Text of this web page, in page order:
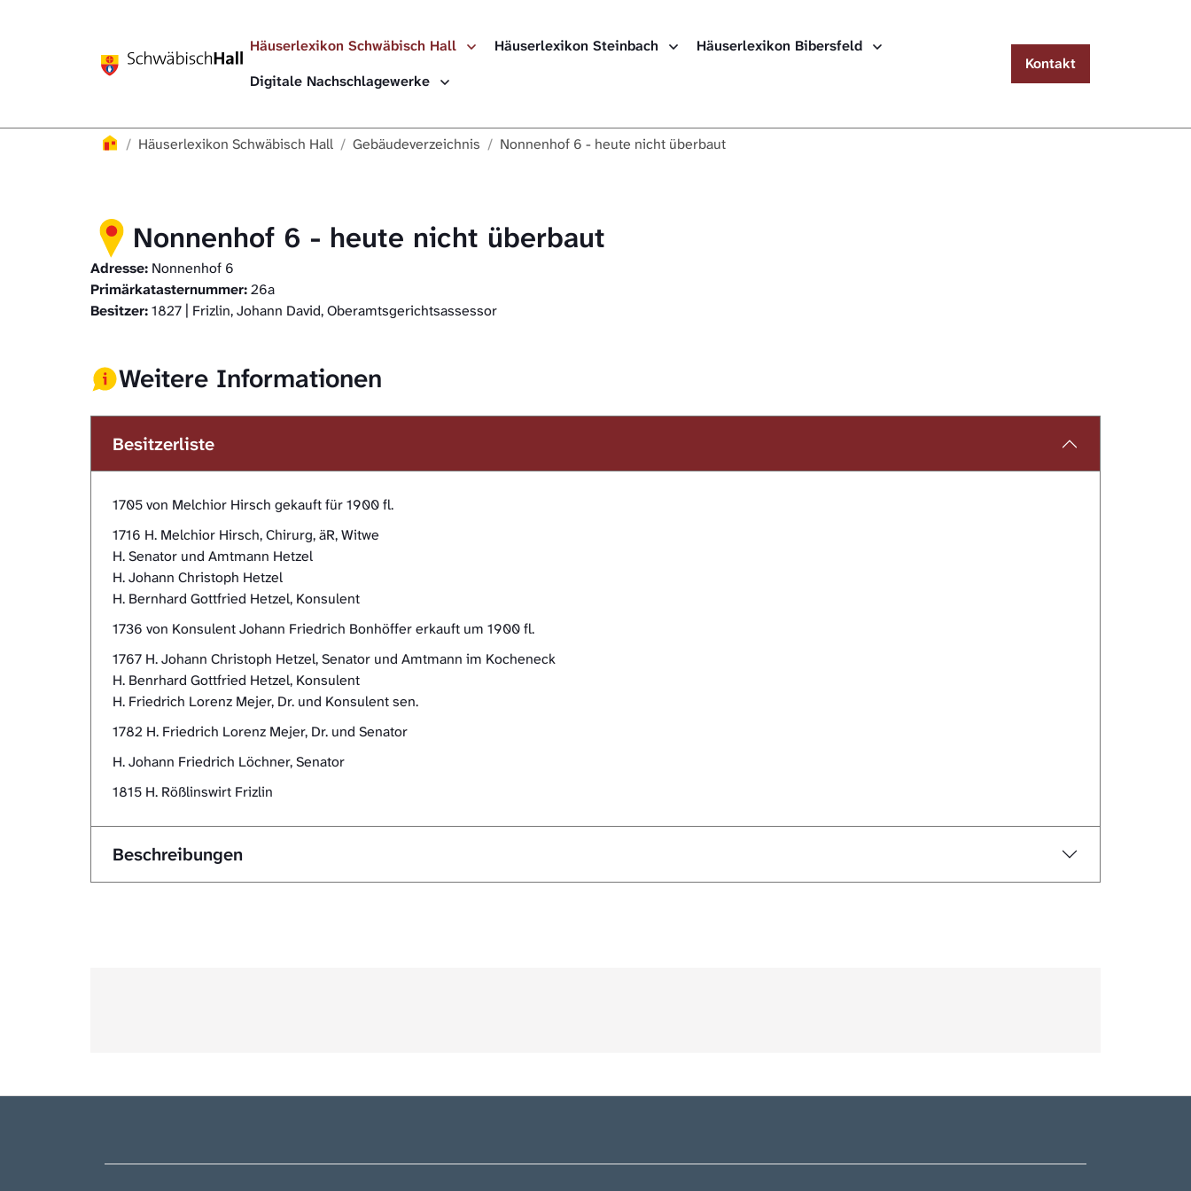
Häuserlexikon Schwäbisch Hall
Häuserlexikon Steinbach
Häuserlexikon Bibersfeld
Digitale Nachschlagewerke
Kontakt
Häuserlexikon
Häuserlexikon Schwäbisch Hall Gebäudeverzeichnis Nonnenhof 6 - heute nicht überbaut
Nonnenhof 6 - heute nicht überbaut
Adresse: Nonnenhof 6
Primärkatasternummer:26a
Besitzer:1827 | Frizlin, Johann David, Oberamtsgerichtsassessor
Weitere Informationen
Besitzerliste
1705 von Melchior Hirsch gekauft für 1900 fl.
1716 H. Melchior Hirsch, Chirurg, äR, Witwe
H. Senator und Amtmann Hetzel
H. Johann Christoph Hetzel
H. Bernhard Gottfried Hetzel, Konsulent
1736 von Konsulent Johann Friedrich Bonhöffer erkauft um 1900 fl.
1767 H. Johann Christoph Hetzel, Senator und Amtmann im Kocheneck
H. Benrhard Gottfried Hetzel, Konsulent
H. Friedrich Lorenz Mejer, Dr. und Konsulent sen.
1782 H. Friedrich Lorenz Mejer, Dr. und Senator
H. Johann Friedrich Löchner, Senator
1815 H. Rößlinswirt Frizlin
Beschreibungen